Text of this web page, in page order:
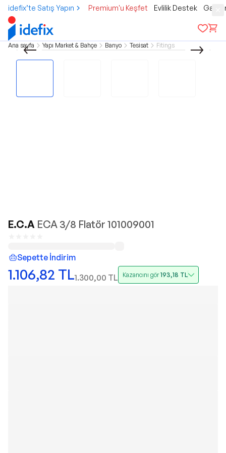
idefix’te Satış Yapın Premium'u Keşfet Evlilik Destek
Ana sayfa Yapı Market & Bahçe Banyo Tesisat Fitings
E.C.A ECA 3/8 Flatör 101009001
Sepette İndirim
1.106,82 TL1.300,00 TL Kazancını gör193,18 TL